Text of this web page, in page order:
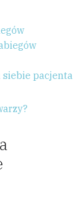
siebie pacjenta